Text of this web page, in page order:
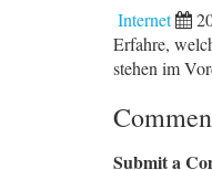
Internet
Erfahre,
stehen im
Submit a